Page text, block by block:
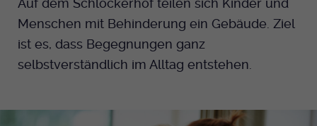
Auf dem Schlockerhof teilen sich Kinder und
Menschen mit Behinderung ein Gebäude. Ziel
ist es, dass Begegnungen ganz
selbstverständlich im Alltag entstehen.